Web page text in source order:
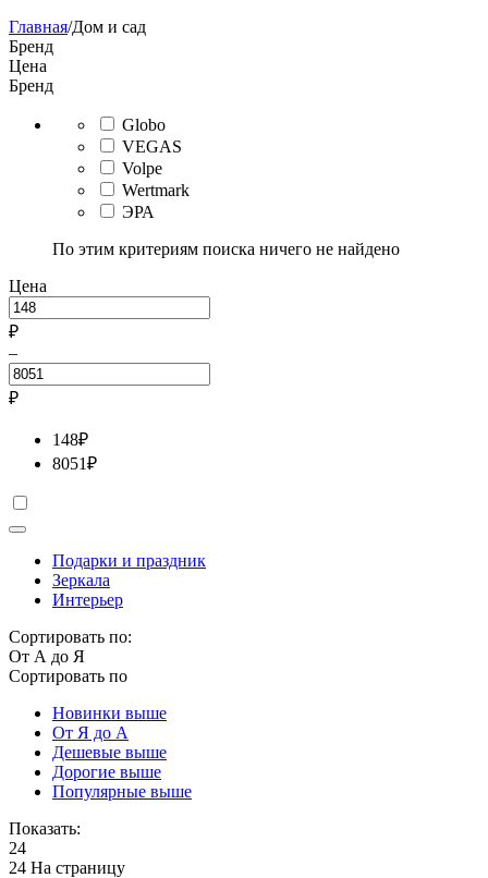
Главная/Дом и сад
Бренд
Цена
Бренд
Globo
VEGAS
Volpe
Wertmark
ЭРА
По этим критериям поиска ничего не найдено
Цена
₽
–
₽
148₽
8051₽
Подарки и праздник
Зеркала
Интерьер
Сортировать по:
От А до Я
Сортировать по
Новинки выше
От Я до А
Дешевые выше
Дорогие выше
Популярные выше
Показать:
24
24 На страницу